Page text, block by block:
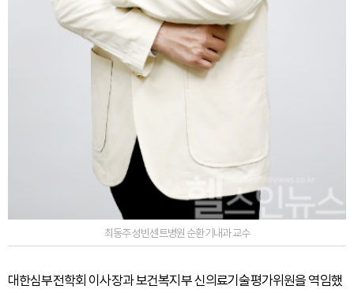
최동주 성빈센트병원 순환기내과 교수
대한심부전학회 이사장과 보건복지부 신의료기술평가위원을 역임했